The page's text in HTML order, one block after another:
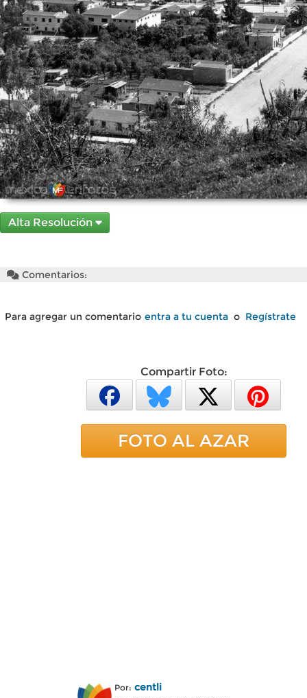
Alta Resolución
Comentarios:
Para agregar un comentario entra a tu cuenta o Regístrate
Compartir Foto:
FOTO AL AZAR
Por: centli